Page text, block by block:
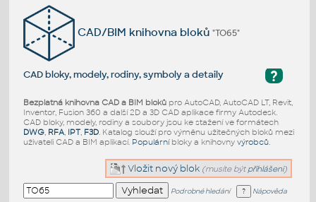
CAD/BIM knihovna bloků"TO65"
?
CAD bloky, modely, rodiny, symboly a detaily
Bezplatná knihovna CAD a BIM blokůpro AutoCAD, AutoCAD LT, Revit,
Inventor, Fusion 360 a další 2D a 3D CAD aplikace firmy Autodesk.
CAD bloky, modely, rodiny a soubory jsou ke stažení ve formátech
DWG, RFA, IPT, F3D. Katalog slouží pro výměnu užitečných bloků mezi
uživateli CAD a BIM aplikací. Populárníbloky a knihovny výrobců.
Vložit nový blok (musíte být přihlášeni)
Podrobné hledání Nápověda